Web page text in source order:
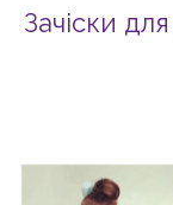
Зачіски